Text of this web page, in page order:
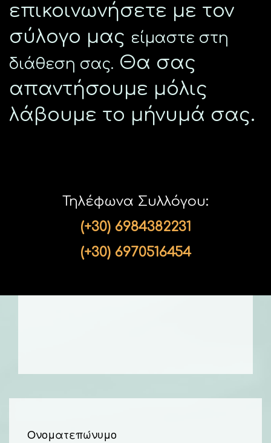
επικοινωνήσετε με τον
σύλογο μας είμαστε στη
διάθεση σας. Θα σας
απαντήσουμε μόλις
λάβουμε το μήνυμά σας.
Τηλέφωνα Συλλόγου:
(+30) 6984382231
(+30) 6970516454
Ονοματεπώνυμο